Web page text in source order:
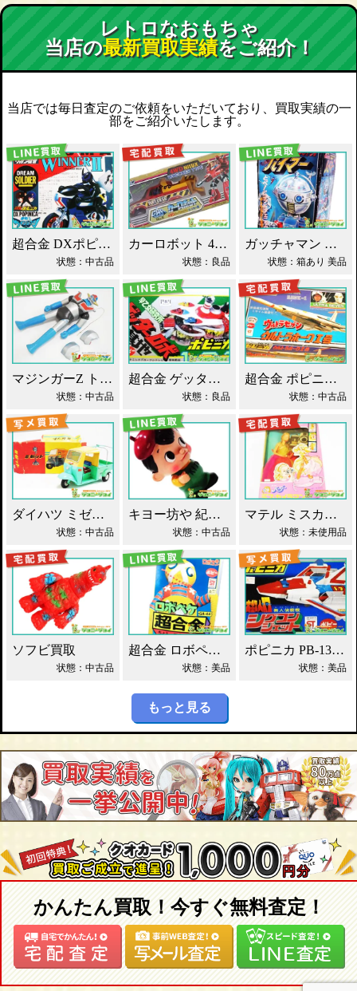
レトロなおもちゃ
当店の最新買取実績をご紹介！
当店では毎日査定のご依頼をいただいており、買取実績の一
部をご紹介いたします。
超合金 DXポピニカ ウィナア2世 夢戦士ウイングマン PC-46 買取！
状態：中古品
カーロボット 4WD・レッカー車 ダイアクロン買取！
状態：良品
ガッチャマン パイマー DXジャンボマシンダー買取！
状態：箱あり 美品
マジンガーZ トーキング ソフビ マスダヤ買取！
状態：中古品
超合金 ゲッターロボ基地 早乙女研究所 買取！
状態：良品
超合金 ポピニカ ウルトラセブン ウルトラホーク1号 買取！
状態：中古品
ダイハツ ミゼット ブリキ マスダヤ買取！
状態：中古品
キヨー坊や 紀陽銀行 店頭用 貯金箱 ソフビ買取！
状態：中古品
マテル ミスカメラマン バービー人形 買取！
状態：未使用品
ソフビ買取
状態：中古品
超合金 ロボペケ GA-44 がんばれ!!ロボコン 買取！
状態：美品
ポピニカ PB-13 シグコンジェット 買取！
状態：美品
もっと見る
かんたん買取！今すぐ無料査定！